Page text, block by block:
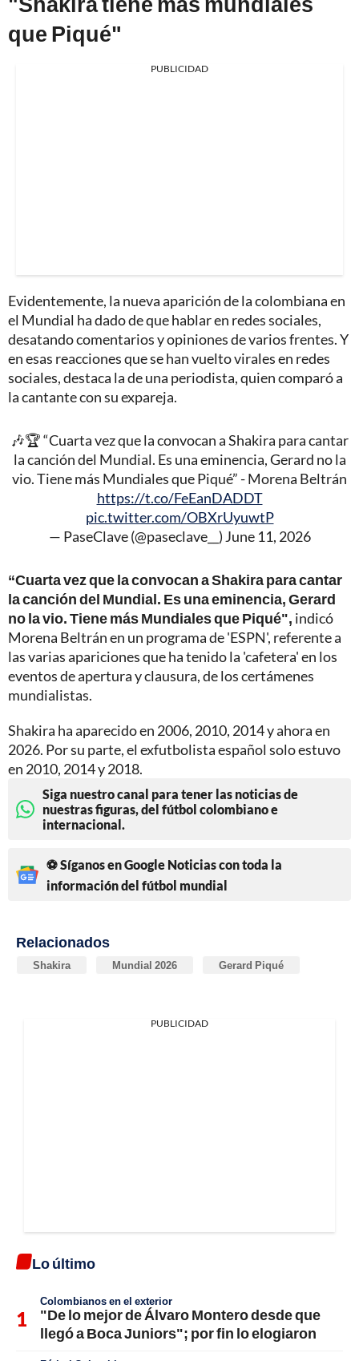
que Piqué"
PUBLICIDAD
Evidentemente, la nueva aparición de la colombiana en
el Mundial ha dado de que hablar en redes sociales,
desatando comentarios y opiniones de varios frentes. Y
en esas reacciones que se han vuelto virales en redes
sociales, destaca la de una periodista, quien comparó a
la cantante con su expareja.
🎶🏆 “Cuarta vez que la convocan a Shakira para cantar
la canción del Mundial. Es una eminencia, Gerard no la
vio. Tiene más Mundiales que Piqué” - Morena Beltrán
https://t.co/FeEanDADDT
pic.twitter.com/OBXrUyuwtP
— PaseClave (@paseclave__) June 11, 2026
“Cuarta vez que la convocan a Shakira para cantar
la canción del Mundial. Es una eminencia, Gerard
no la vio. Tiene más Mundiales que Piqué", indicó
Morena Beltrán en un programa de 'ESPN', referente a
las varias apariciones que ha tenido la 'cafetera' en los
eventos de apertura y clausura, de los certámenes
mundialistas.
Shakira ha aparecido en 2006, 2010, 2014 y ahora en
2026. Por su parte, el exfutbolista español solo estuvo
en 2010, 2014 y 2018.
Siga nuestro canal para tener las noticias de
nuestras figuras, del fútbol colombiano e
internacional.
⚽ Síganos en Google Noticias con toda la
información del fútbol mundial
Relacionados
Shakira Mundial 2026 Gerard Piqué
PUBLICIDAD
Lo último
Colombianos en el exterior
"De lo mejor de Álvaro Montero desde que
llegó a Boca Juniors"; por fin lo elogiaron